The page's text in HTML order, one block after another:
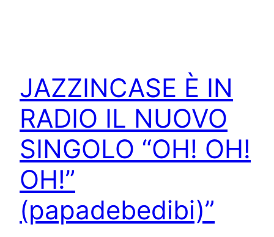
JAZZINCASE È IN
RADIO IL NUOVO
SINGOLO “OH! OH!
OH!”
(papadebedibi)”